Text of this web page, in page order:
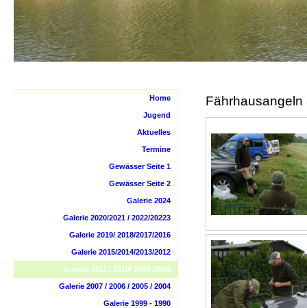
Fährhausangeln
Home
Jugend
Aktuelles
Termine
Gewässer Seite 1
Gewässer Seite 2
Galerie 2024
Galerie 2020/2021 / 2022/20223
Galerie 2019/ 2018/2017/2016
Galerie 2015/2014/2013/2012
Galerie 2011 / 2010/ 2009 /2008
Galerie 2007 / 2006 / 2005 / 2004
Galerie 1999 - 1990